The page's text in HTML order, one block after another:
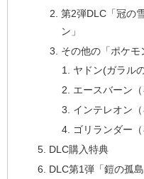
第2弾DLC「冠の
ン」
その他の「ポケモ
ヤドン(ガラル
エースバーン
インテレオン
ゴリランダー
DLC購入特典
DLC第1弾「鎧の孤